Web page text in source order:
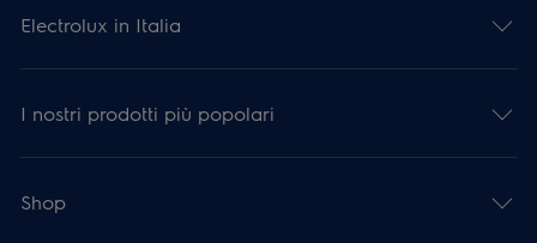
Electrolux in Italia
I nostri prodotti più popolari
Shop